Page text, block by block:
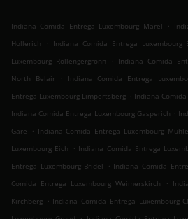
Indiana Comida Entrega Luxembourg Märel .
Hollerich
. Indiana Comida Entrega Luxembourg
Luxembourg Rollengergronn
. Indiana Comida
North Belair
. Indiana Comida Entrega
Entrega Luxembourg Limpertsberg . Indiana
Indiana Comida Entrega Luxembourg Gasperich .
Gare
. Indiana Comida Entrega Luxembourg
Luxembourg Eich
. Indiana Comida Entrega
Entrega Luxembourg Bridel
. Indiana Comida
Comida Entrega Luxembourg Weimerskirch
.
Kirchberg . Indiana Comida Entrega Luxembourg
.